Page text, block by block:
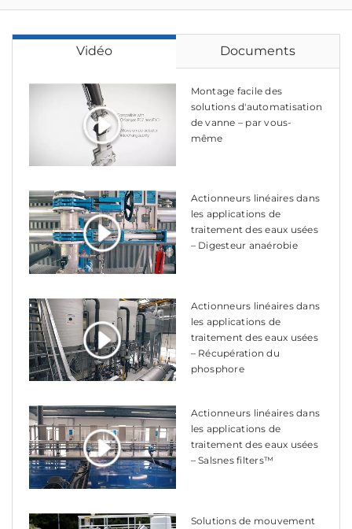
Vidéo Documents
Montage facile des
solutions d'automatisation
de vanne – par vous-
même
Actionneurs linéaires dans
les applications de
traitement des eaux usées
– Digesteur anaérobie
Actionneurs linéaires dans
les applications de
traitement des eaux usées
– Récupération du
phosphore
Actionneurs linéaires dans
les applications de
traitement des eaux usées
– Salsnes filters™
Solutions de mouvement